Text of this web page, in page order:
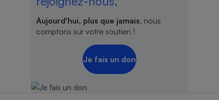
Aujourd'hui, plus que jamais, nous
comptons sur votre soutien !
Je fais un don